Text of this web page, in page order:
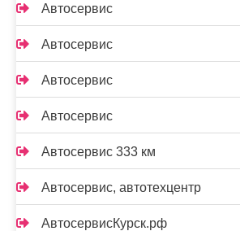
Автосервис
Автосервис
Автосервис
Автосервис
Автосервис 333 км
Автосервис, автотехцентр
АвтосервисКурск.рф